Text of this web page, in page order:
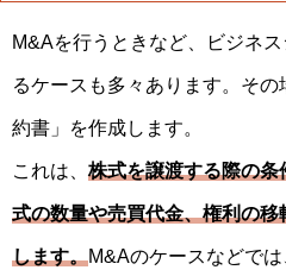
M&Aを行うときなど、ビジネ
るケースも多々あります。そ
約書」を作成します。
これは、 株式を譲渡する際の
式の数量や売買代金、権利の
します。M&Aのケースなどで